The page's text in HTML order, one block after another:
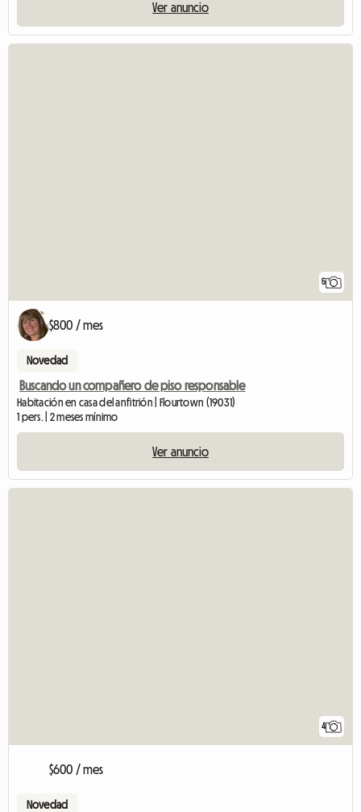
Ver anuncio
5
$800 / mes
Novedad
Buscando un compañero de piso responsable
Habitación en casa del anfitrión | Flourtown (19031)
1 pers. | 2 meses mínimo
Ver anuncio
4
$600 / mes
Novedad